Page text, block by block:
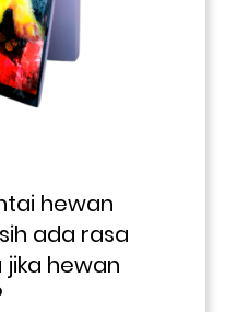
hewan
ada rasa
hewan